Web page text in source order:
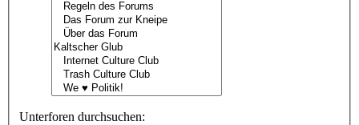
Unterforen durchsuchen: